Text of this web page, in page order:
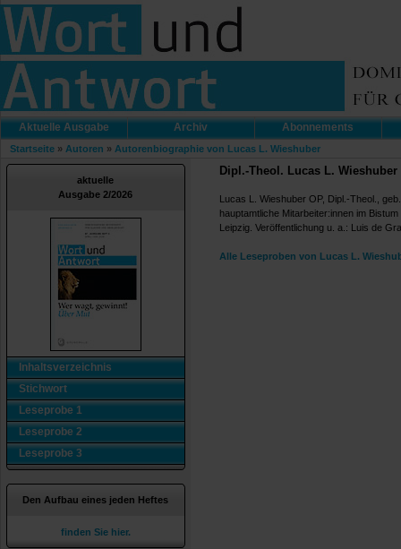
Aktuelle Ausgabe Archiv Abonnements
Startseite » Autoren » Autorenbiographie von Lucas L. Wieshuber
aktuelle
Ausgabe 2/2026
Inhaltsverzeichnis
Stichwort
Leseprobe 1
Leseprobe 2
Leseprobe 3
Den Aufbau eines jeden Heftes
finden Sie hier.
Dipl.-Theol. Lucas L. Wieshuber
Lucas L. Wieshuber OP, Dipl.-Theol.,
hauptamtliche Mitarbeiter:innen im
Leipzig. Veröffentlichung u. a.: Luis de
Alle Leseproben von Lucas L.